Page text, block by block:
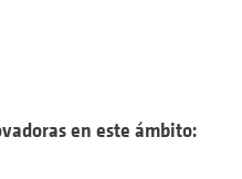
en este ámbito: